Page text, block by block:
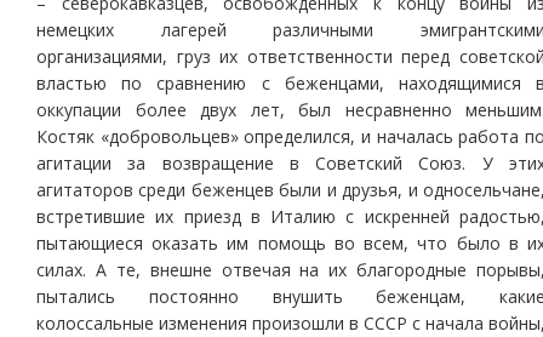
немецких лагерей различными
организациями, груз их ответственности перед
властью по сравнению с беженцами, находящимися
оккупации более двух лет, был несравненно
Костяк «добровольцев» определился, и началась работа
агитации за возвращение в Советский Союз. У
агитаторов среди беженцев были и друзья, и
встретившие их приезд в Италию с искренней
пытающиеся оказать им помощь во всем, что было в
силах. А те, внешне отвечая на их благородные
пытались постоянно внушить беженцам,
колоссальные изменения произошли в СССР с начала